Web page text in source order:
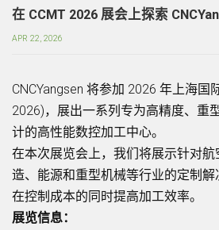
在 CCMT 2026 展会上探索
APR 22, 2026
CNCYangsen 将参加 2026 年上海国
2026)，展出一系列专为高精度、重
计的高性能数控加工中心。
在本次展览会上，我们将展示针对航
造、能源和重型机械等行业的定制
在控制成本的同时提高加工效率。
展览信息：